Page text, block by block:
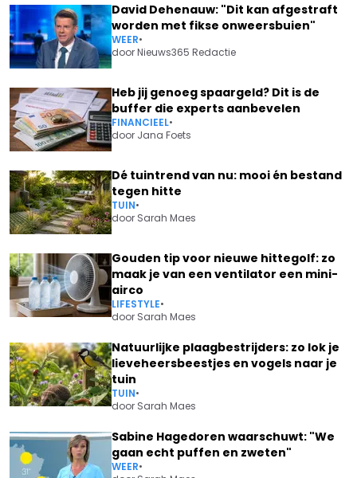
David Dehenauw: "Dit kan afgestraft
worden met fikse onweersbuien"
WEER•
doorNieuws365 Redactie
Heb jij genoeg spaargeld? Dit is de
buffer die experts aanbevelen
FINANCIEEL•
door Jana Foets
Dé tuintrend van nu: mooi én bestand
tegen hitte
TUIN•
door Sarah Maes
Gouden tip voor nieuwe hittegolf: zo
maak je van een ventilator een mini-
airco
LIFESTYLE•
door Sarah Maes
Natuurlijke plaagbestrijders: zo lok je
lieveheersbeestjes en vogels naar je
tuin
TUIN•
door Sarah Maes
Sabine Hagedoren waarschuwt: "We
gaan echt puffen en zweten"
WEER•